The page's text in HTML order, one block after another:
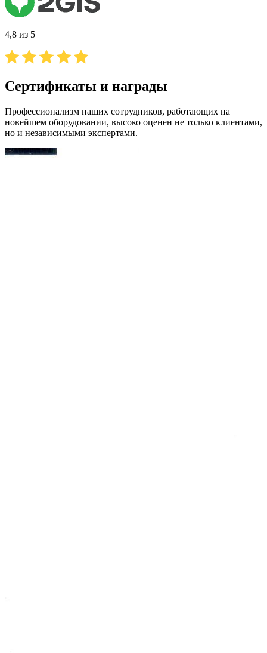
4,8 из 5
Сертификаты и награды
Профессионализм наших сотрудников, работающих на
новейшем оборудовании, высоко оценен не только клиентами,
но и независимыми экспертами.